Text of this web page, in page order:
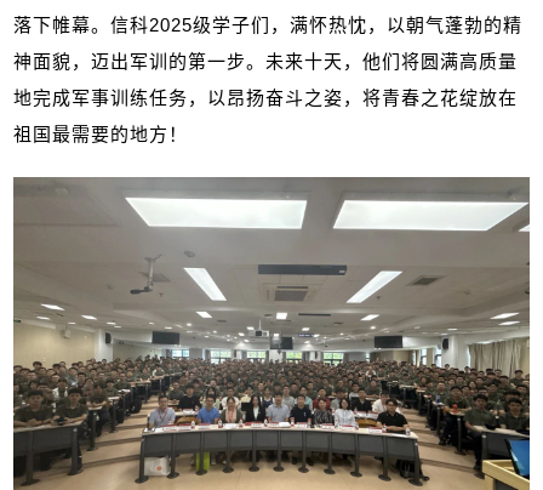
落下帷幕。信科2025级学子们，满怀热忱，以朝气蓬勃的精
神面貌，迈出军训的第一步。未来十天，他们将圆满高质量
地完成军事训练任务，以昂扬奋斗之姿，将青春之花绽放在
祖国最需要的地方！